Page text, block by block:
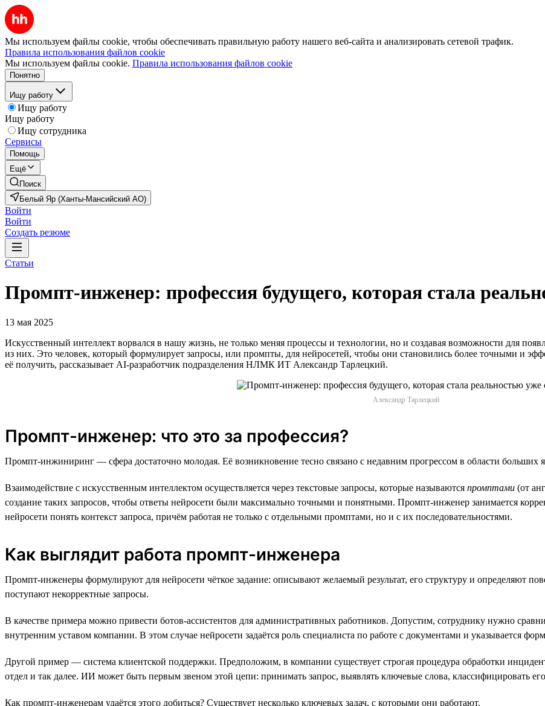
Мы используем файлы cookie, чтобы обеспечивать правильную работу нашего веб-сайта и анализировать сетевой трафик.
Правила использования файлов cookie
Мы используем файлы cookie. Правила использования файлов cookie
Понятно
Ищу работу
Ищу работу
Ищу работу
Ищу сотрудника
Сервисы
Помощь
Ещё
Поиск
Белый Яр (Ханты-Мансийский АО)
Войти
Войти
Создать резюме
Статьи
Промпт-инженер: профессия будущего, которая стала
13 мая 2025
Искусственный интеллект ворвался в нашу жизнь, не только меняя процессы и технологии, но и создавая возможности для
из них. Это человек, который формулирует запросы, или промпты, для нейросетей, чтобы они становились более точными и
её получить, рассказывает AI-разработчик подразделения НЛМК ИТ Александр Тарлецкий.
Александр Тарлецкий
Промпт-инженер: что это за профессия?
Промпт-инжиниринг — сфера достаточно молодая. Её возникновение тесно связано с недавним прогрессом в области больших
Взаимодействие с искусственным интеллектом осуществляется через текстовые запросы, которые называются промптами (от
создание таких запросов, чтобы ответы нейросети были максимально точными и понятными. Промпт-инженер занимается
нейросети понять контекст запроса, причём работая не только с отдельными промптами, но и с их последовательностями.
Как выглядит работа промпт-инженера
Промпт-инженеры формулируют для нейросети чёткое задание: описывают желаемый результат, его структуру и определяют
поступают некорректные запросы.
В качестве примера можно привести ботов-ассистентов для административных работников. Допустим, сотруднику нужно
внутренним уставом компании. В этом случае нейросети задаётся роль специалиста по работе с документами и указывается
Другой пример — система клиентской поддержки. Предположим, в компании существует строгая процедура обработки
отдел и так далее. ИИ может быть первым звеном этой цепи: принимать запрос, выявлять ключевые слова, классифицировать
Как промпт-инженерам удаётся этого добиться? Существует несколько ключевых задач, с которыми они работают.